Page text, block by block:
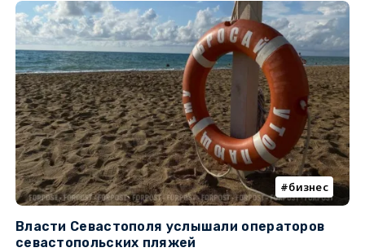
бизнес
Власти Севастополя услышали операторов
севастопольских пляжей